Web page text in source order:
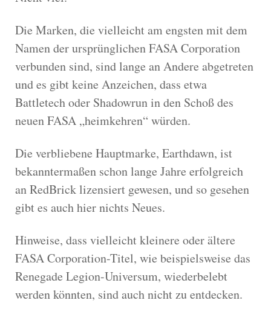
Die Marken, die vielleicht am engsten mit dem
Namen der ursprünglichen FASA Corporation
verbunden sind, sind lange an Andere abgetreten
und es gibt keine Anzeichen, dass etwa
Battletech oder Shadowrun in den Schoß des
neuen FASA „heimkehren“ würden.
Die verbliebene Hauptmarke, Earthdawn, ist
bekanntermaßen schon lange Jahre erfolgreich
an RedBrick lizensiert gewesen, und so gesehen
gibt es auch hier nichts Neues.
Hinweise, dass vielleicht kleinere oder ältere
FASA Corporation-Titel, wie beispielsweise das
Renegade Legion-Universum, wiederbelebt
werden könnten, sind auch nicht zu entdecken.